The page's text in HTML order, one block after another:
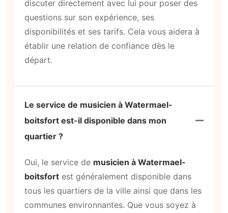
discuter directement avec lui pour poser des
questions sur son expérience, ses
disponibilités et ses tarifs. Cela vous aidera à
établir une relation de confiance dès le
départ.
Le service de musicien à Watermael-
boitsfort est-il disponible dans mon
quartier ?
Oui, le service de musicien à Watermael-
boitsfort est généralement disponible dans
tous les quartiers de la ville ainsi que dans les
communes environnantes. Que vous soyez à